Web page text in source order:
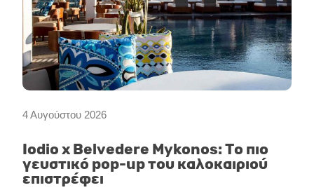
4 Αυγούστου 2026
Iodio x Belvedere Mykonos: Το πιο
γευστικό pop-up του καλοκαιριού
επιστρέφει